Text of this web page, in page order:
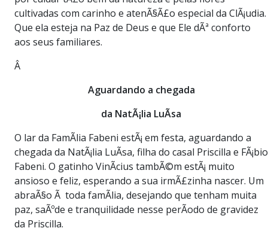
cultivadas com carinho e atenÃ§Ã£o especial da ClÃ¡udia.
Que ela esteja na Paz de Deus e que Ele dÃª conforto
aos seus familiares.
Â
Aguardando a chegada
da NatÃ¡lia LuÃ­sa
O lar da FamÃ­lia Fabeni estÃ¡ em festa, aguardando a
chegada da NatÃ¡lia LuÃ­sa, filha do casal Priscilla e FÃ¡bio
Fabeni. O gatinho VinÃ­cius tambÃ©m estÃ¡ muito
ansioso e feliz, esperando a sua irmÃ£zinha nascer. Um
abraÃ§o Ã toda famÃ­lia, desejando que tenham muita
paz, saÃºde e tranquilidade nesse perÃ­odo de gravidez
da Priscilla.